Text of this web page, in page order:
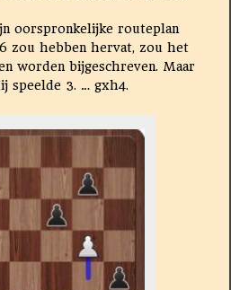
oorspronkelijke routeplan
zou hebben hervat, zou het
worden bijgeschreven. Maar
speelde 3. … gxh4.